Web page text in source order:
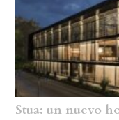
Stua: un nuevo